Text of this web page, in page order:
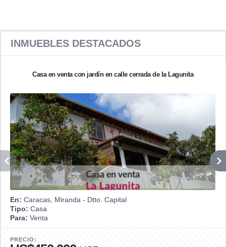
INMUEBLES DESTACADOS
Casa en venta con jardín en calle cerrada de la Lagunita
En: Caracas, Miranda - Dtto. Capital
Tipo: Casa
Para: Venta
PRECIO: